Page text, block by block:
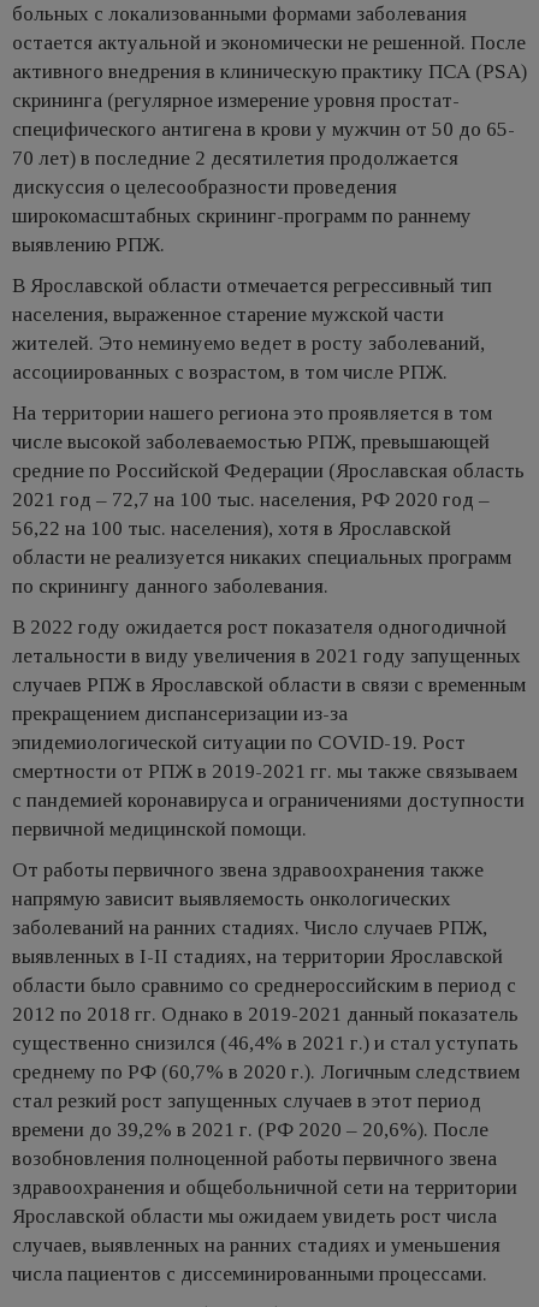
больных с локализованными формами заболевания
остается актуальной и экономически не решенной. После
активного внедрения в клиническую практику ПСА (PSA)
скрининга (регулярное измерение уровня простат-
специфического антигена в крови у мужчин от 50 до 65-
70 лет) в последние 2 десятилетия продолжается
дискуссия о целесообразности проведения
широкомасштабных скрининг-программ по раннему
выявлению РПЖ.
В Ярославской области отмечается регрессивный тип
населения, выраженное старение мужской части
жителей. Это неминуемо ведет в росту заболеваний,
ассоциированных с возрастом, в том числе РПЖ.
На территории нашего региона это проявляется в том
числе высокой заболеваемостью РПЖ, превышающей
средние по Российской Федерации (Ярославская область
2021 год – 72,7 на 100 тыс. населения, РФ 2020 год –
56,22 на 100 тыс. населения), хотя в Ярославской
области не реализуется никаких специальных программ
по скринингу данного заболевания.
В 2022 году ожидается рост показателя одногодичной
летальности в виду увеличения в 2021 году запущенных
случаев РПЖ в Ярославской области в связи с временным
прекращением диспансеризации из-за
эпидемиологической ситуации по COVID-19. Рост
смертности от РПЖ в 2019-2021 гг. мы также связываем
с пандемией коронавируса и ограничениями доступности
первичной медицинской помощи.
От работы первичного звена здравоохранения также
напрямую зависит выявляемость онкологических
заболеваний на ранних стадиях. Число случаев РПЖ,
выявленных в I-II стадиях, на территории Ярославской
области было сравнимо со среднероссийским в период с
2012 по 2018 гг. Однако в 2019-2021 данный показатель
существенно снизился (46,4% в 2021 г.) и стал уступать
среднему по РФ (60,7% в 2020 г.). Логичным следствием
стал резкий рост запущенных случаев в этот период
времени до 39,2% в 2021 г. (РФ 2020 – 20,6%). После
возобновления полноценной работы первичного звена
здравоохранения и общебольничной сети на территории
Ярославской области мы ожидаем увидеть рост числа
случаев, выявленных на ранних стадиях и уменьшения
числа пациентов с диссеминированными процессами.